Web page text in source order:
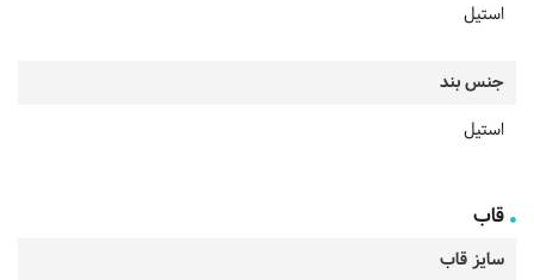
استیل
جنس بند
استیل
قاب
سایز قاب